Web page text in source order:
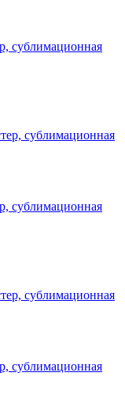
сублимационная
сублимационная
сублимационная